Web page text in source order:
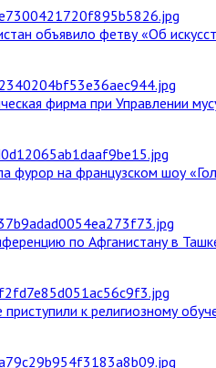
объявило фетву «Об
фирма при Управлении
фурор на французском шоу
по Афганистану в
к религиозному